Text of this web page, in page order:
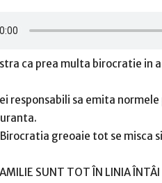
ca prea multa birocratie in
responsabili sa emita
greoaie tot se misca
SUNT TOT ÎN LINIA